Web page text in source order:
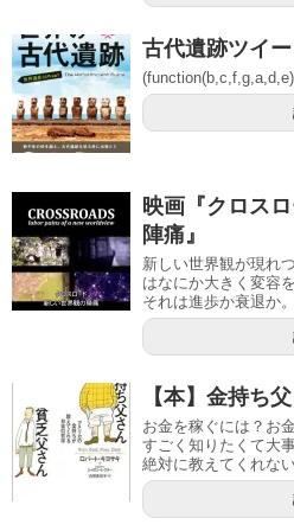
古代遺跡ツイ
映画『クロス
陣痛』
新しい世界観が現れ
はなにか大きく変容
それは進歩か衰退か
【本】金持ち
お金を稼ぐには？お
すごく知りたくて大
絶対に教えてくれな